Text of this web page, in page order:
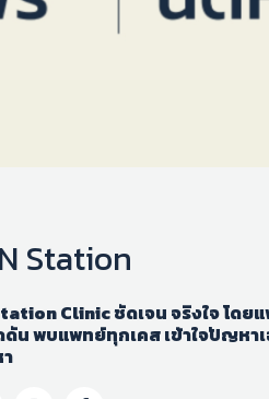
Station
Clinic ชัดเจน จริงใจ โดย
น พบแพทย์ทุกเคส เข้าใจปัญหา